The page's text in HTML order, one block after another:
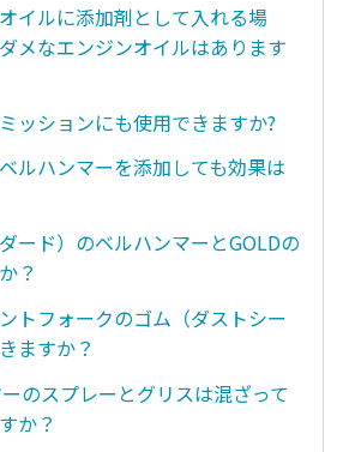
イルに添加剤として入れる場
メなエンジンオイルはあります
ッションにも使用できますか?
ルハンマーを添加しても効果は
ード）のベルハンマーとGOLDの
？
トフォークのゴム（ダストシー
ますか？
のスプレーとグリスは混ざって
か？